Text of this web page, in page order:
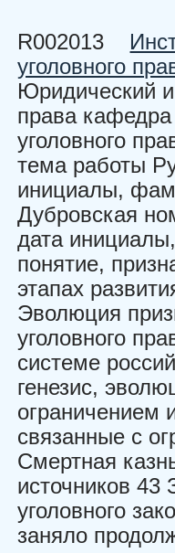
R002013
уголовного
Юридический
права кафедра
уголовного
тема работы
инициалы,
Дубровская
дата
понятие,
этапах
Эволюция
уголовного
системе
генезис,
ограничением
связанные с
Смертная
источников 43
уголовного
заняло